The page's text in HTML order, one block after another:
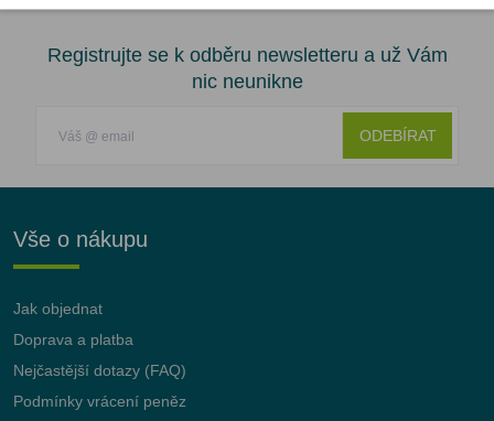
Registrujte se k odběru newsletteru a už Vám
nic neunikne
ODEBÍRAT
Vše o nákupu
Jak objednat
Doprava a platba
Nejčastější dotazy (FAQ)
Podmínky vrácení peněz